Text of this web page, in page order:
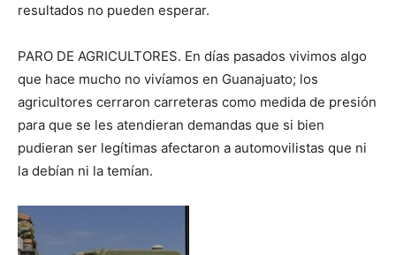
resultados no pueden esperar.
PARO DE AGRICULTORES. En días pasados vivimos algo
que hace mucho no vivíamos en Guanajuato; los
agricultores cerraron carreteras como medida de presión
para que se les atendieran demandas que si bien
pudieran ser legítimas afectaron a automovilistas que ni
la debían ni la temían.